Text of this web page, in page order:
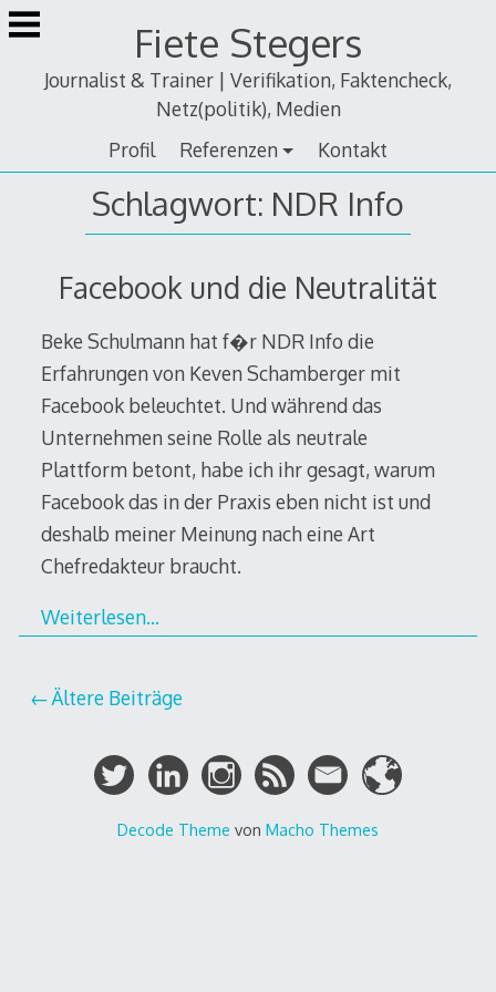
Zum
Inhalt
Fiete Stegers
Journalist & Trainer | Verifikation, Faktencheck,
Netz(politik), Medien
Profil
Referenzen Kontakt
Schlagwort: NDR Info
Facebook und die Neutralität
Beke Schulmann hat f�r NDR Info die
Erfahrungen von Keven Schamberger mit
Facebook beleuchtet. Und während das
Unternehmen seine Rolle als neutrale
Plattform betont, habe ich ihr gesagt, warum
Facebook das in der Praxis eben nicht ist und
deshalb meiner Meinung nach eine Art
Chefredakteur braucht.
Weiterlesen…
Beitragsnavigation
Ältere Beiträge
Decode Theme von Macho Themes